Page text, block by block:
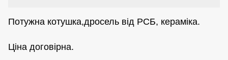
Потужна котушка,дросель від РСБ, кераміка.
Ціна договірна.